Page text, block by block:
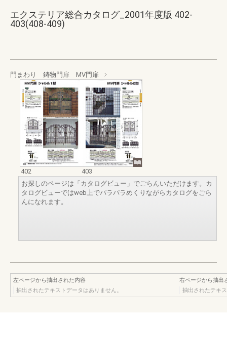
エクステリア総合カタログ_2001年度版 402-
403(408-409)
門まわり 鋳物門扉 MV門扉
402
403
お探しのページは「カタログビュー」でごらんいただけます。カ
タログビューではweb上でパラパラめくりながらカタログをごら
んになれます。
左ページから抽出された内容
抽出されたテキストデータはありません。
右ページから抽出
抽出されたテキ